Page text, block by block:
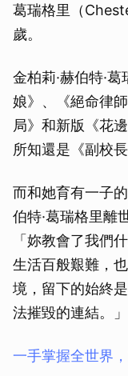
葛瑞格里（
歲。
金柏莉·赫伯特·
娘》、《絕命律
局》和新版《花
所知還是《副校
而和她育有一子
伯特·葛瑞格里離
「妳教會了我們
生活百般艱難，
境，留下的始終
法摧毀的連結。」
一手掌握全世界